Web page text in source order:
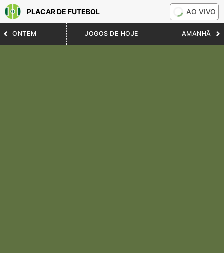
PLACAR DE FUTEBOL AO VIVO
ONTEM JOGOS DE HOJE AMANHÃ